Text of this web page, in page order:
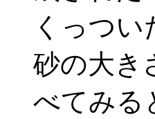
くっつ
砂の大き
べてみる